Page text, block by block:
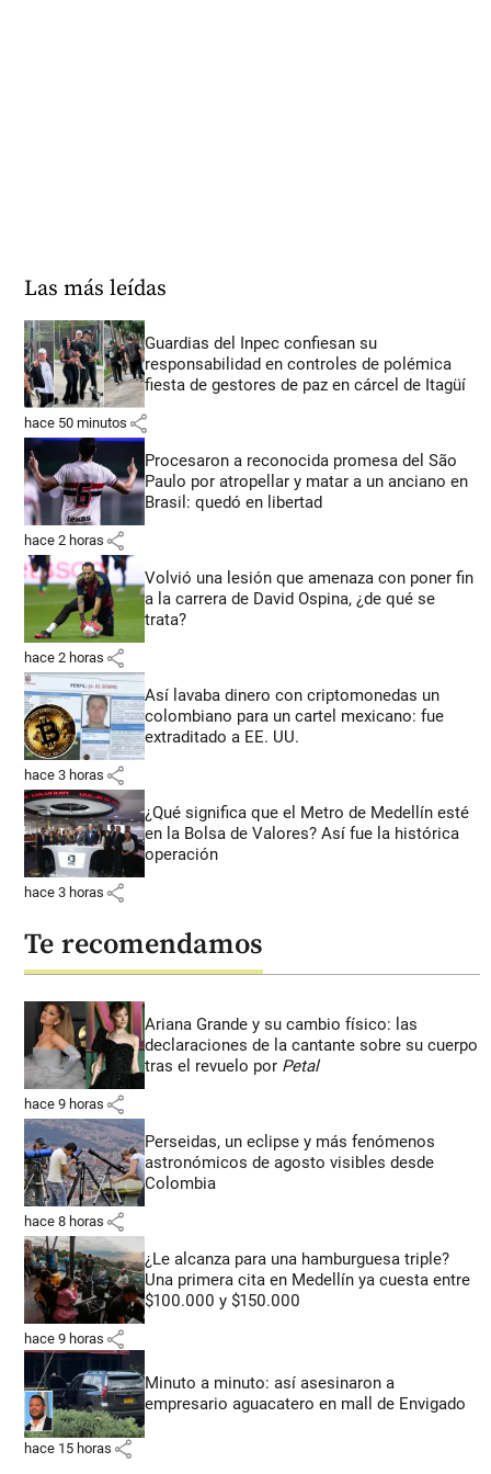
Las más leídas
Guardias del Inpec confiesan su
responsabilidad en controles de polémica
fiesta de gestores de paz en cárcel de Itagüí
hace 50 minutos share
Procesaron a reconocida promesa del São
Paulo por atropellar y matar a un anciano en
Brasil: quedó en libertad
hace 2 horas share
Volvió una lesión que amenaza con poner fin
a la carrera de David Ospina, ¿de qué se
trata?
hace 2 horas share
Así lavaba dinero con criptomonedas un
colombiano para un cartel mexicano: fue
extraditado a EE. UU.
hace 3 horas share
¿Qué significa que el Metro de Medellín esté
en la Bolsa de Valores? Así fue la histórica
operación
hace 3 horas share
Te recomendamos
Ariana Grande y su cambio físico: las
declaraciones de la cantante sobre su cuerpo
tras el revuelo por Petal
hace 9 horas share
Perseidas, un eclipse y más fenómenos
astronómicos de agosto visibles desde
Colombia
hace 8 horas share
¿Le alcanza para una hamburguesa triple?
Una primera cita en Medellín ya cuesta entre
$100.000 y $150.000
hace 9 horas share
Minuto a minuto: así asesinaron a
empresario aguacatero en mall de Envigado
hace 15 horas share